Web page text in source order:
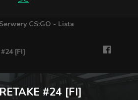
Serwery CS:GO - Lista
#24 [FI]
#24 [FI]